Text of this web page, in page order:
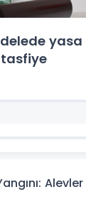
yasa
tasfiye
Alevler